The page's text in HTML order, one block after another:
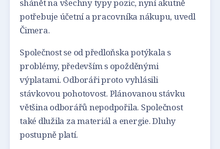
shánět na všechny typy pozic, nyní akutně
potřebuje účetní a pracovníka nákupu, uvedl
Čimera.
Společnost se od předloňska potýkala s
problémy, především s opožděnými
výplatami. Odboráři proto vyhlásili
stávkovou pohotovost. Plánovanou stávku
většina odborářů nepodpořila. Společnost
také dlužila za materiál a energie. Dluhy
postupně platí.